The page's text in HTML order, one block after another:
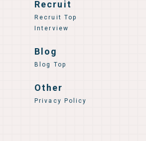
Recruit
Recruit Top
Interview
Blog
Blog Top
Other
Privacy Policy